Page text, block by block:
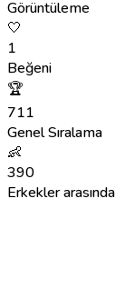
Görüntüleme
🤍
1
Beğeni
🏆
711
Genel Sıralama
👶
390
Erkekler arasında